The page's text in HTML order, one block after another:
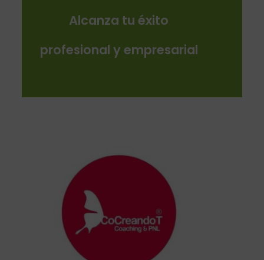
Alcanza tu éxito
profesional y empresarial